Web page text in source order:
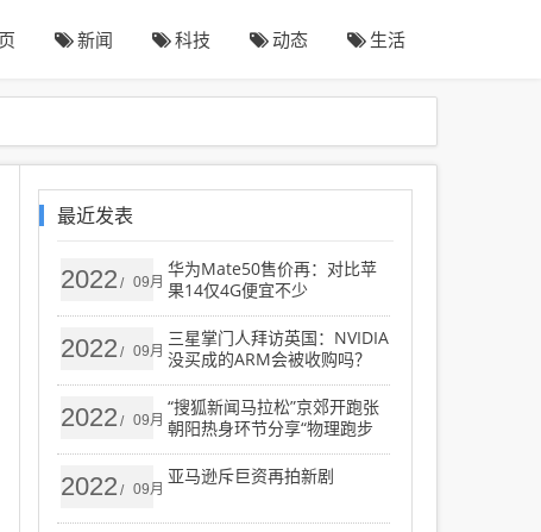
新闻 科技 动态 生活
最近发表
2022 / 09月
华为Mate50售价再：对比苹
果14仅4G便宜不少
2022 / 09月
三星掌门人拜访英国：NVIDIA
没买成的ARM会被收购吗？
2022 / 09月
“搜狐新闻马拉松”京郊开跑张
朝阳热身环节分享“物理跑步
法”
2022 / 09月
亚马逊斥巨资再拍新剧